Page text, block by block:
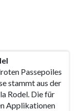
Passepoiles
stammt aus der
Rodel. Die für
Applikationen